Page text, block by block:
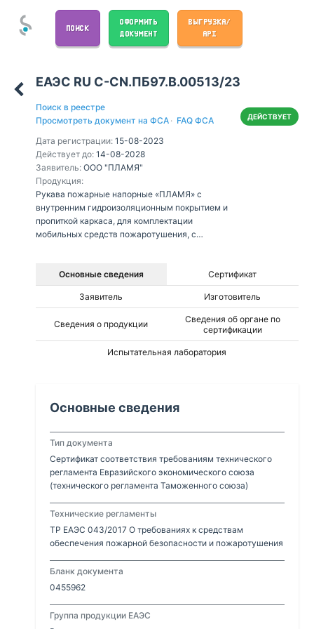
ПОИСК
ОФОРМИТЬ
ДОКУМЕНТ
ВЫГРУЗКА/
API
ЕАЭС RU С-CN.ПБ97.В.00513/23
Поиск в реестре
Просмотреть документ на ФСА · FAQ ФСА
Дата регистрации: 15-08-2023
Действует до: 14-08-2028
Заявитель: ООО "ПЛАМЯ"
Продукция:
Рукава пожарные напорные «ПЛАМЯ» с
внутренним гидроизоляционным покрытием и
пропиткой каркаса, для комплектации
мобильных средств пожаротушения, с
климатического исполнения УХЛ1: РПМ(П)-50-
1,6-УХЛ1, РПМ(П)-65-1,6-УХЛ1, РПМ(П)-80-1,6-
ДЕЙСТВУЕТ
Основные сведения Сертификат
Заявитель Изготовитель
Сведения о продукции
Сведения об органе по
сертификации
Испытательная лаборатория
Основные сведения
Тип документа
Сертификат соответствия требованиям технического
регламента Евразийского экономического союза
(технического регламента Таможенного союза)
Технические регламенты
ТР ЕАЭС 043/2017 О требованиях к средствам
обеспечения пожарной безопасности и пожаротушения
Бланк документа
0455962
Группа продукции ЕАЭС